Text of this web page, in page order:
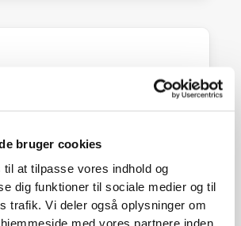
bruger cookies
at tilpasse vores indhold og
dig funktioner til sociale medier og til
trafik. Vi deler også oplysninger om